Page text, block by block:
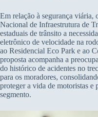
Em relação à segurança viária,
Nacional de Infraestrutura de
estaduais de trânsito a
eletrônico de velocidade na
ao Residencial Eco Park e ao
proposta acompanha a
do histórico de acidentes no
para os moradores,
proteger a vida de motoristas e
segmento.